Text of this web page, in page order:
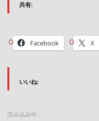
共有:
Facebook X
いいね:
読み込み中…